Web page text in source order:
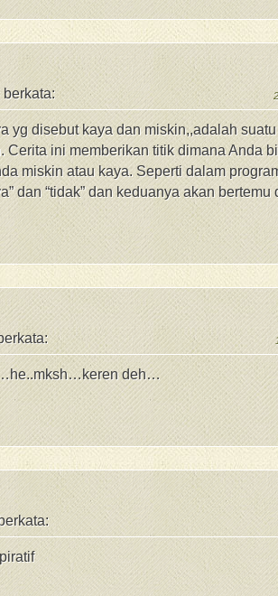
berkata:
yg disebut kaya dan miskin,,adalah
Cerita ini memberikan titik dimana Anda
miskin atau kaya. Seperti dalam
dan “tidak” dan keduanya akan bertemu
deh…